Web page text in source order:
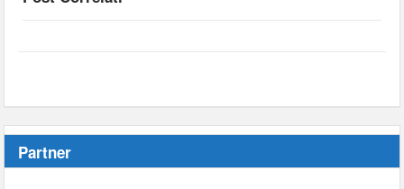
Partner